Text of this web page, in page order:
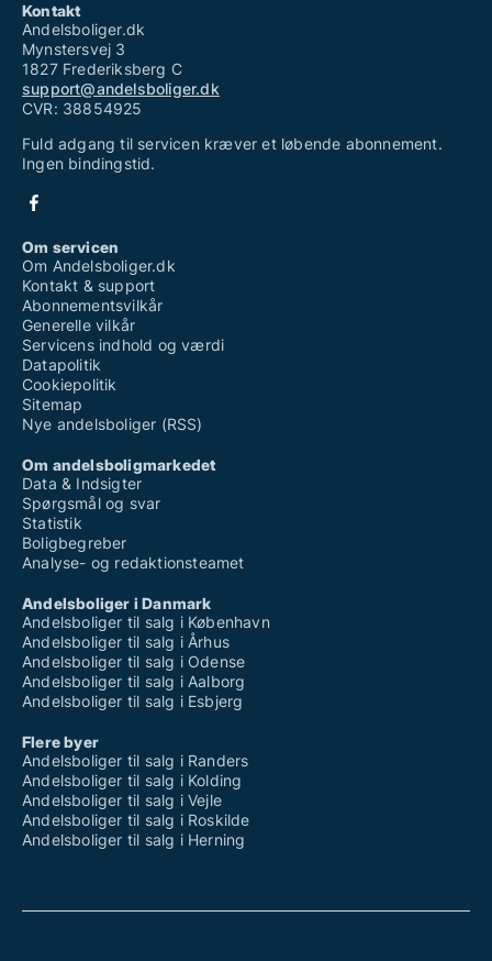
Kontakt
Andelsboliger.dk
Mynstersvej 3
1827 Frederiksberg C
support@andelsboliger.dk
CVR: 38854925
Fuld adgang til servicen kræver et løbende abonnement.
Ingen bindingstid.
Om servicen
Om Andelsboliger.dk
Kontakt & support
Abonnementsvilkår
Generelle vilkår
Servicens indhold og værdi
Datapolitik
Cookiepolitik
Sitemap
Nye andelsboliger (RSS)
Om andelsboligmarkedet
Data & Indsigter
Spørgsmål og svar
Statistik
Boligbegreber
Analyse- og redaktionsteamet
Andelsboliger i Danmark
Andelsboliger til salg i København
Andelsboliger til salg i Århus
Andelsboliger til salg i Odense
Andelsboliger til salg i Aalborg
Andelsboliger til salg i Esbjerg
Flere byer
Andelsboliger til salg i Randers
Andelsboliger til salg i Kolding
Andelsboliger til salg i Vejle
Andelsboliger til salg i Roskilde
Andelsboliger til salg i Herning